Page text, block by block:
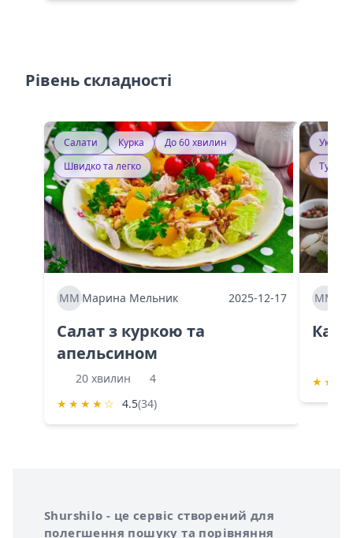
Рівень складності
Салати Курка
До 60 хвилин
Швидко та легко
ММ Марина Мельник 2025-12-17
Салат з куркою та
апельсином
20 хвилин
4
★ ★ ★ ★ ☆ 4.5(34)
ММ
★ ★
Про сервіс Shurshilo
Shurshilo - це сервіс створений для
полегшення пошуку та порівняння